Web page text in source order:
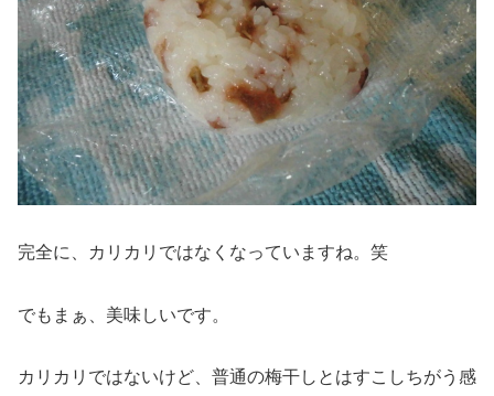
完全に、カリカリではなくなっていますね。笑
でもまぁ、美味しいです。
カリカリではないけど、普通の梅干しとはすこしちがう感